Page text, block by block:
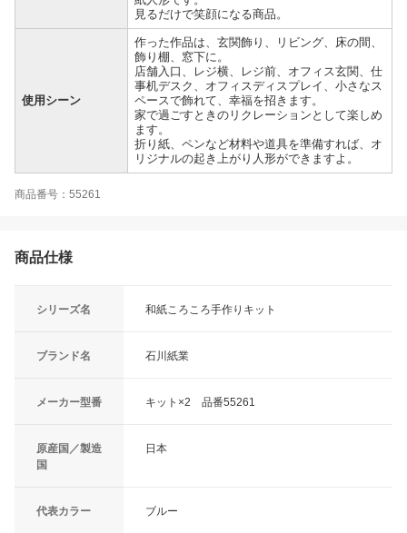
見るだけで笑顔になる商品。
使用シーン
作った作品は、玄関飾り、リビング、床の間、
飾り棚、窓下に。
店舗入口、レジ横、レジ前、オフィス玄関、仕
事机デスク、オフィスディスプレイ、小さなス
ペースで飾れて、幸福を招きます。
家で過ごすときのリクレーションとして楽しめ
ます。
折り紙、ペンなど材料や道具を準備すれば、オ
リジナルの起き上がり人形ができますよ。
商品番号：55261
商品仕様
シリーズ名 和紙ころころ手作りキット
ブランド名 石川紙業
メーカー型番 キット×2 品番55261
原産国／製造
国
日本
代表カラー ブルー